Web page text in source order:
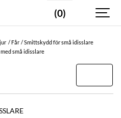
(0)
Får
Smittskydd för små idisslare
små idisslare